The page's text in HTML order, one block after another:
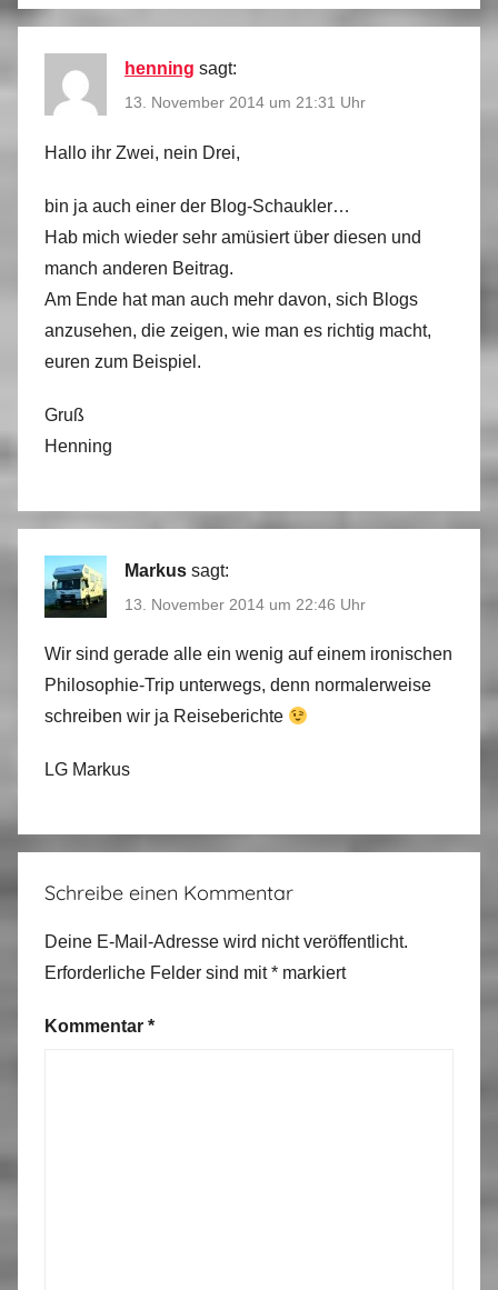
henning sagt:
13. November 2014 um 21:31 Uhr
Hallo ihr Zwei, nein Drei,
bin ja auch einer der Blog-Schaukler…
Hab mich wieder sehr amüsiert über diesen und
manch anderen Beitrag.
Am Ende hat man auch mehr davon, sich Blogs
anzusehen, die zeigen, wie man es richtig macht,
euren zum Beispiel.
Gruß
Henning
Markus sagt:
13. November 2014 um 22:46 Uhr
Wir sind gerade alle ein wenig auf einem ironischen
Philosophie-Trip unterwegs, denn normalerweise
schreiben wir ja Reiseberichte
LG Markus
Schreibe einen Kommentar
Deine E-Mail-Adresse wird nicht veröffentlicht.
Erforderliche Felder sind mit* markiert
Kommentar *